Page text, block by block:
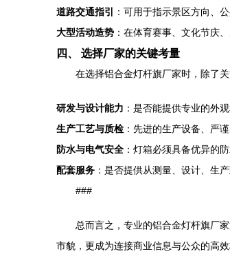
道路交通指引
：可用于指示景区方向、
大型活动造势 ：在体育赛事、文化节庆
四、 选择厂家的关键考量
在选择铝合金灯杆旗厂家时，除了
研发与设计能力 ：是否能提供专业的外
生产工艺与质检：先进的生产设备、严
防水与电气安全 ：灯箱必须具备优异的
配套服务 ：是否提供从测量、设计、生
###
总而言之，专业的铝合金灯杆旗厂
市貌，更成为连接商业信息与公众的高